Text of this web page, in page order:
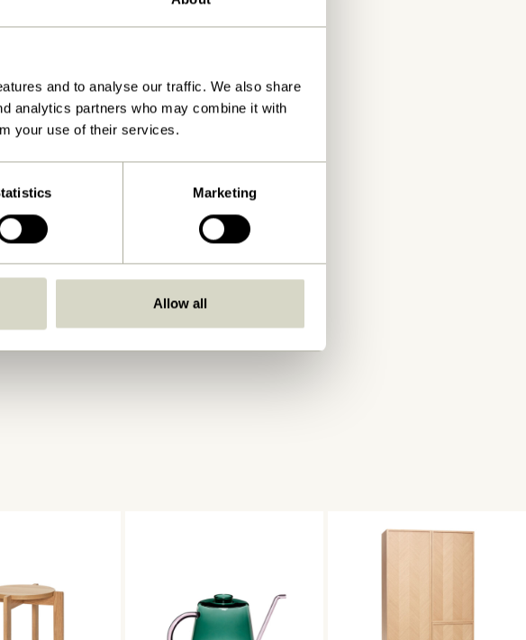
and to analyse our traffic. We also share
analytics partners who may combine it with
your use of their services.
Marketing
Allow all